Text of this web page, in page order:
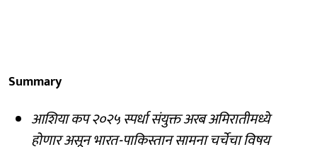
Summary
आशिया कप २०२५ स्पर्धा संयुक्त अरब अमिरातीमध्ये
होणार असून भारत-पाकिस्तान सामना चर्चेचा विषय